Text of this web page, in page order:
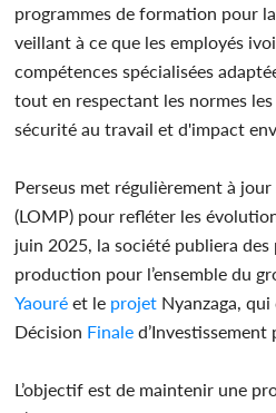
programmes de formation pour
veillant à ce que les employés
compétences spécialisées
tout en respectant les normes
sécurité au travail et d'impact
Perseus met régulièrement à
(LOMP) pour refléter les
juin 2025, la société publiera
production pour l’ensemble du
Yaouré et le projet Nyanzaga,
Décision Finale
L’objectif est de maintenir une